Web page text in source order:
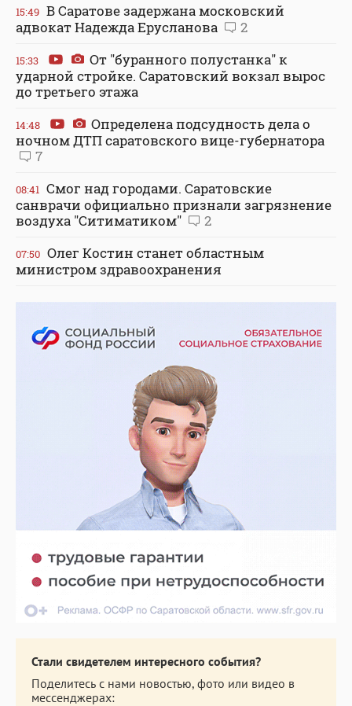
15:49 В Саратове задержана московский
адвокат Надежда Ерусланова
2
15:33
От "буранного полустанка" к
ударной стройке. Саратовский вокзал вырос
до третьего этажа
14:48
Определена подсудность дела о
ночном ДТП саратовского вице-губернатора
7
08:41 Смог над городами. Саратовские
санврачи официально признали загрязнение
воздуха "Ситиматиком"
2
07:50 Олег Костин станет областным
министром здравоохранения
Стали свидетелем интересного события?
Поделитесь с нами новостью, фото или видео в
мессенджерах: